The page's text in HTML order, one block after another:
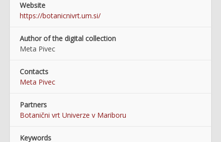
Website
https://botanicnivrt.um.si/
Author of the digital collection
Meta Pivec
Contacts
Meta Pivec
Partners
Botanični vrt Univerze v Mariboru
Keywords